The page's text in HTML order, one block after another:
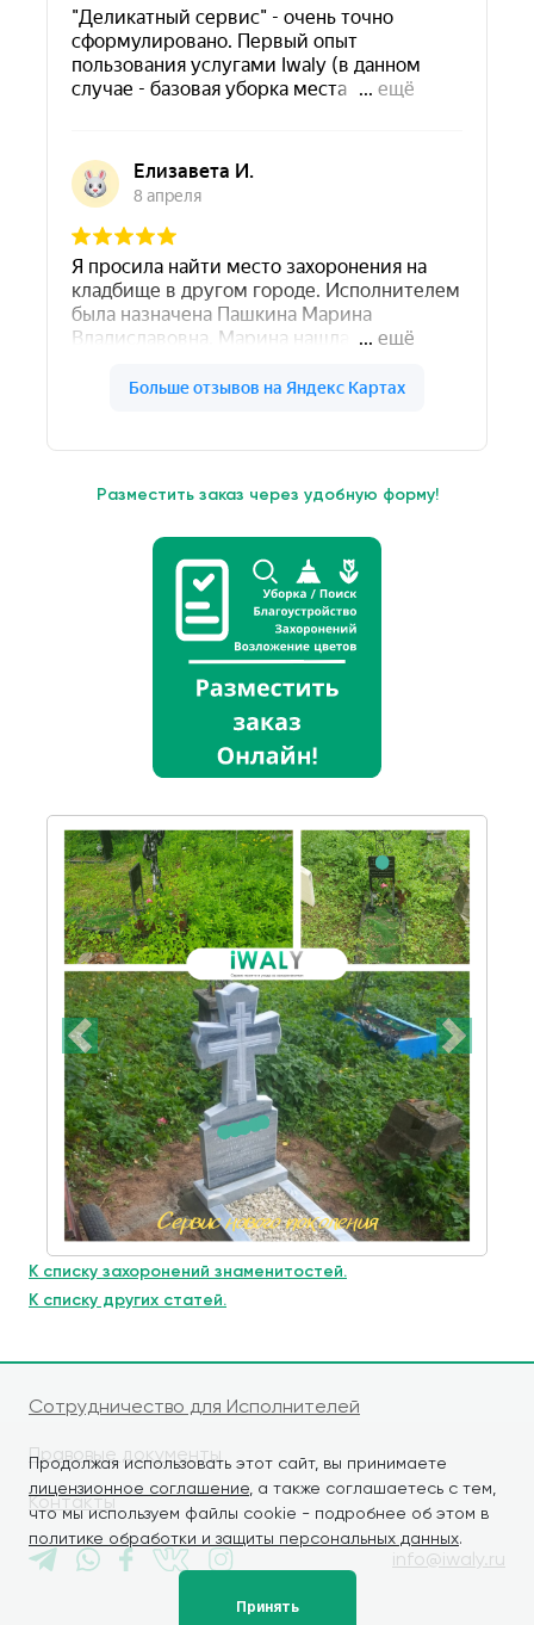
Продолжая использовать этот сайт, вы принимаете
лицензионное соглашение , а также соглашаетесь с тем,
что мы используем файлы cookie - подробнее об этом в
политике обработки и защиты персональных данных.
Принять
Разместить заказ через удобную форму!
К списку захоронений знаменитостей.
К списку других статей.
Сотрудничество для Исполнителей
Правовые документы
Контакты
info@iwaly.ru